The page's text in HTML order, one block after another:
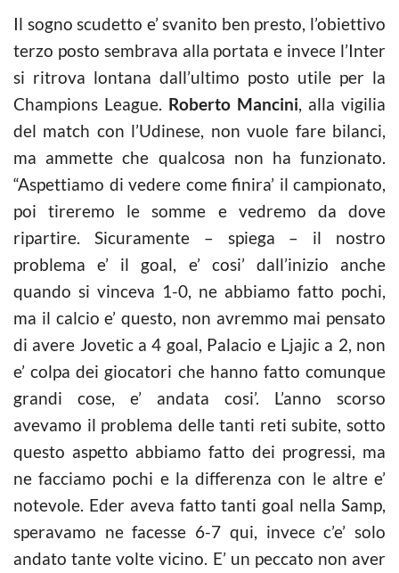
Il sogno scudetto e’ svanito ben presto, l’obiettivo
terzo posto sembrava alla portata e invece l’Inter
si ritrova lontana dall’ultimo posto utile per la
Champions League. Roberto Mancini, alla vigilia
del match con l’Udinese, non vuole fare bilanci,
ma ammette che qualcosa non ha funzionato.
“Aspettiamo di vedere come finira’ il campionato,
poi tireremo le somme e vedremo da dove
ripartire. Sicuramente – spiega – il nostro
problema e’ il goal, e’ cosi’ dall’inizio anche
quando si vinceva 1-0, ne abbiamo fatto pochi,
ma il calcio e’ questo, non avremmo mai pensato
di avere Jovetic a 4 goal, Palacio e Ljajic a 2, non
e’ colpa dei giocatori che hanno fatto comunque
grandi cose, e’ andata cosi’. L’anno scorso
avevamo il problema delle tanti reti subite, sotto
questo aspetto abbiamo fatto dei progressi, ma
ne facciamo pochi e la differenza con le altre e’
notevole. Eder aveva fatto tanti goal nella Samp,
speravamo ne facesse 6-7 qui, invece c’e’ solo
andato tante volte vicino. E’ un peccato non aver